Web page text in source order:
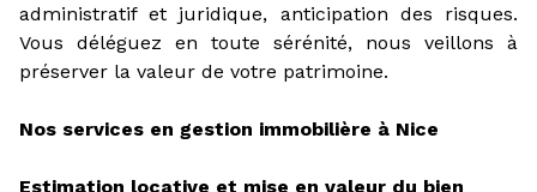
administratif et juridique, anticipation des risques.
Vous déléguez en toute sérénité, nous veillons à
préserver la valeur de votre patrimoine.
Nos services en gestion immobilière à Nice
Estimation locative et mise en valeur du bien